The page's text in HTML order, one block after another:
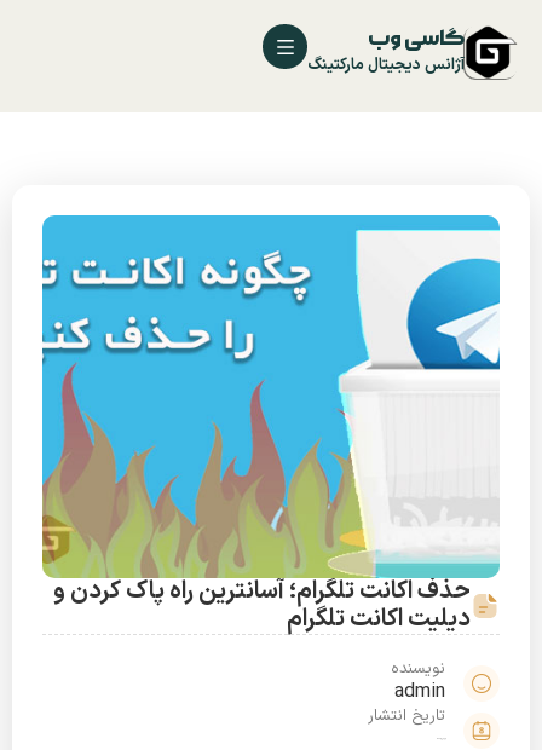
گاسی وب
آژانس دیجیتال مارکتینگ
حذف اکانت تلگرام؛ آسانترین راه پاک کردن و
دیلیت اکانت تلگرام
نویسنده
admin
تاریخ انتشار